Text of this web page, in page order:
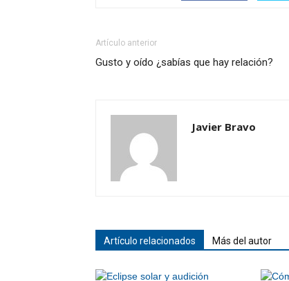
Artículo anterior
Gusto y oído ¿sabías que hay relación?
Javier Bravo
Artículo relacionados Más del autor